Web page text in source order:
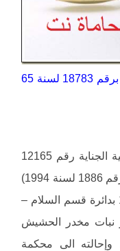
فى الطعن رقم 18783/1995 والمقيد برقم 18783 لسنة 65
اتهمت النيابة العامة الطاعن فى قضية الجناية رقم 12165
لسنة 1994 (المقيدة بالجدول الكلى برقم 1886 لسنة 1994)
بأنه فى يوم 29 من نوفمبر سنة 1994 بدائرة قسم السلام –
نبات مخدر الحشيش
وإحالته الى محكمة